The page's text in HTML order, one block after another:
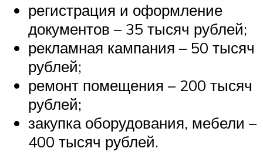
регистрация и оформление
документов – 35 тысяч рублей;
рекламная кампания – 50 тысяч
рублей;
ремонт помещения – 200 тысяч
рублей;
закупка оборудования, мебели –
400 тысяч рублей.